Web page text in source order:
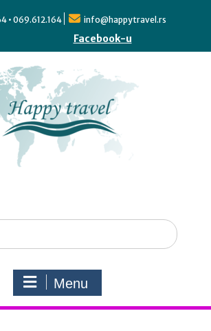
• 069.612.164 info@happytravel.rs
Facebook-u
Menu